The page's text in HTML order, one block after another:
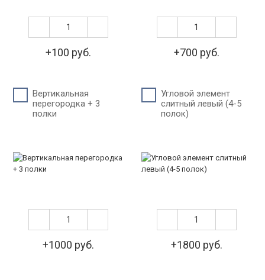
+100 руб. +700 руб.
Вертикальная
перегородка + 3
полки
+1000 руб.
Угловой элемент
слитный левый (4-5
полок)
+1800 руб.